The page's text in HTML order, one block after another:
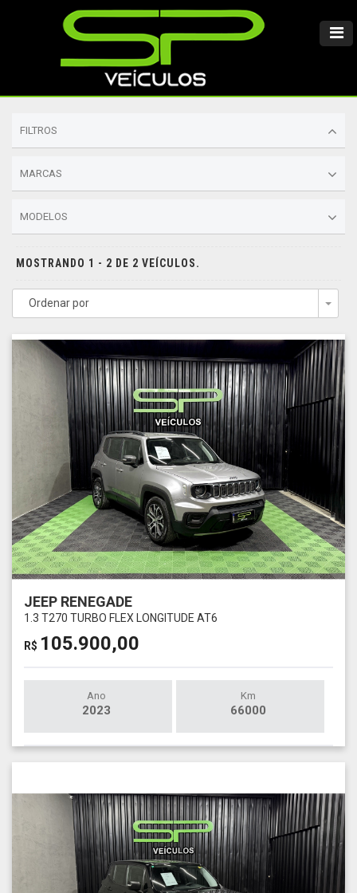
FILTROS
MARCAS
MODELOS
MOSTRANDO 1 - 2 DE 2 VEÍCULOS.
Ordenar por
JEEP RENEGADE
1.3 T270 TURBO FLEX LONGITUDE AT6
R$ 105.900,00
Ano
2023
Km
66000